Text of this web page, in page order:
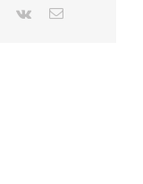
Pinterest
Vk
E-